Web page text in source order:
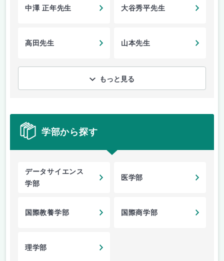
中澤 正年先生 大谷秀平先生
高田先生 山本先生
もっと見る
学部から探す
データサイエンス
学部
医学部
国際教養学部 国際商学部
理学部